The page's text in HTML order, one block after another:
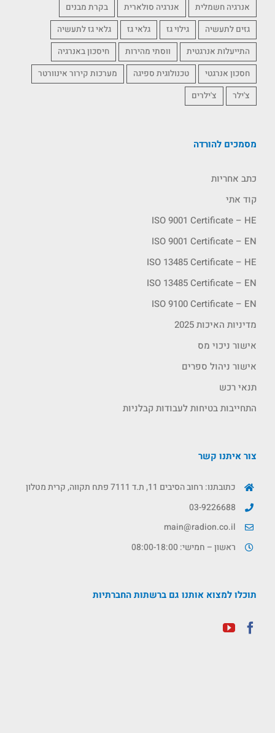
אנרגיה חשמלית
אנרגיה סולארית
בקרת מבנים
גזים לתעשיה
גילוי גז גלאי גז
גלאי גז לתעשיה
התייעלות אנרגטית
ווסתי מהירות
חיסכון באנרגיה
חסכון אנרגטי
טכנולוגית ספיגה
מערכות קירור אינוורטר
צ'ילר
צ'ילרים
מסמכים להורדה
כתב אחריות
קוד אתי
ISO 9001 Certificate – HE
ISO 9001 Certificate – EN
ISO 13485 Certificate – HE
ISO 13485 Certificate – EN
ISO 9100 Certificate – EN
מדיניות האיכות 2025
אישור ניכוי מס
אישור ניהול ספרים
תנאי רכש
התחייבות בטיחות לעבודות קבלניות
צור איתנו קשר
כתובתנו: רחוב הסיבים 11, ת.ד 7111 פתח תקווה, קרית מטלון
03-9226688
main@radion.co.il
ראשון – חמישי: 08:00-18:00
תוכלו למצוא אותנו גם ברשתות החברתיות